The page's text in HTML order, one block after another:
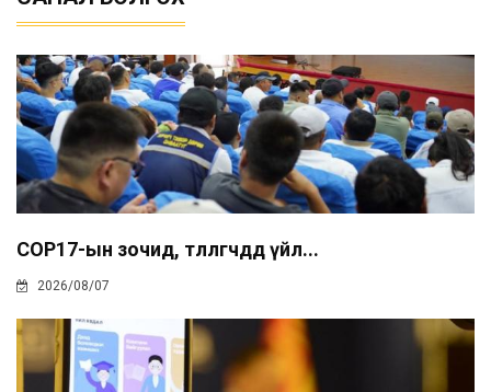
COP17-ын зочид, төлөөлөгчдөд үйл...
2026/08/07